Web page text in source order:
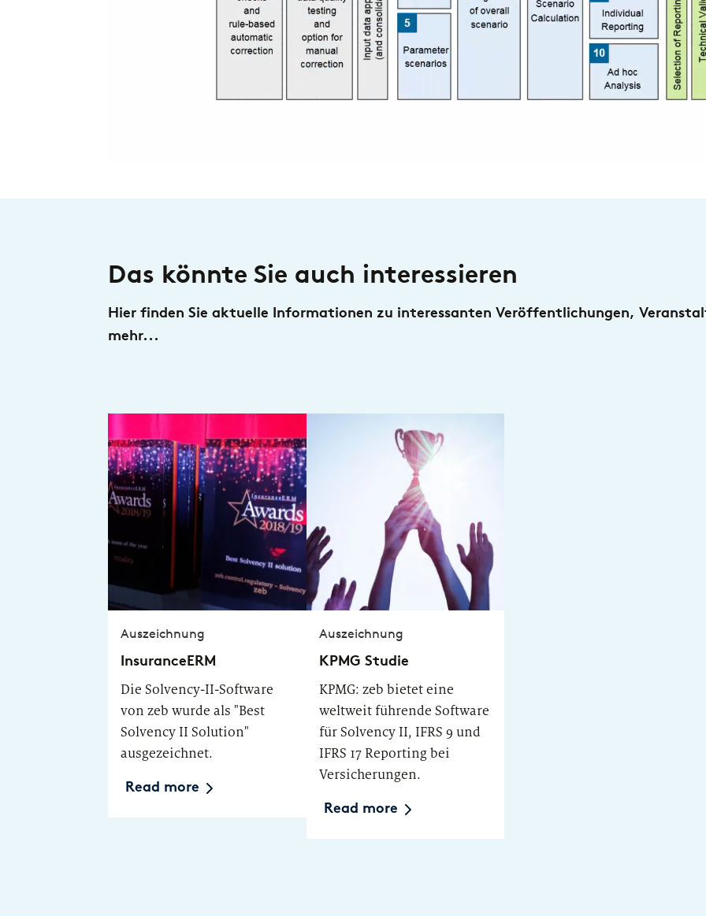
Treasury
Risk
Credit Risk: zeb.control ist erneut Category
Das könnte Sie auch interessieren
Hier finden Sie aktuelle Informationen zu interessanten Veröffentlichungen,
mehr...
Auszeichnung
InsuranceERM
Die Solvency-II-Software
von zeb wurde als "Best
Solvency II Solution"
ausgezeichnet.
Read more
Auszeichnung
KPMG Studie
KPMG: zeb bietet eine
weltweit führende Software
für Solvency II, IFRS 9 und
IFRS 17 Reporting bei
Versicherungen.
Read more